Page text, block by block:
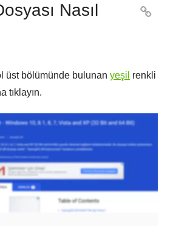
Nasıl

üst bölümünde bulunan yeşil renkli
tıklayın.